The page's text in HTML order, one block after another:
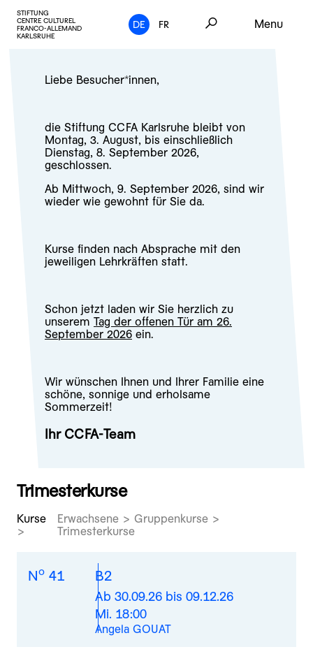
STIFTUNG
CENTRE CULTUREL
FRANCO-ALLEMAND
KARLSRUHE
DE FR Menu
Liebe Besucher*innen,
die Stiftung CCFA Karlsruhe bleibt von
Montag, 3. August, bis einschließlich
Dienstag, 8. September 2026,
geschlossen.
Ab Mittwoch, 9. September 2026, sind wir
wieder wie gewohnt für Sie da.
Kurse finden nach Absprache mit den
jeweiligen Lehrkräften statt.
Schon jetzt laden wir Sie herzlich zu
unserem Tag der offenen Tür am 26.
September 2026ein.
Wir wünschen Ihnen und Ihrer Familie eine
schöne, sonnige und erholsame
Sommerzeit!
Ihr CCFA-Team
Trimesterkurse
Kurse
Erwachsene > Gruppenkurse >
Trimesterkurse
No 41 B2
Ab 30.09.26 bis 09.12.26
Mi. 18:00
Angela GOUAT